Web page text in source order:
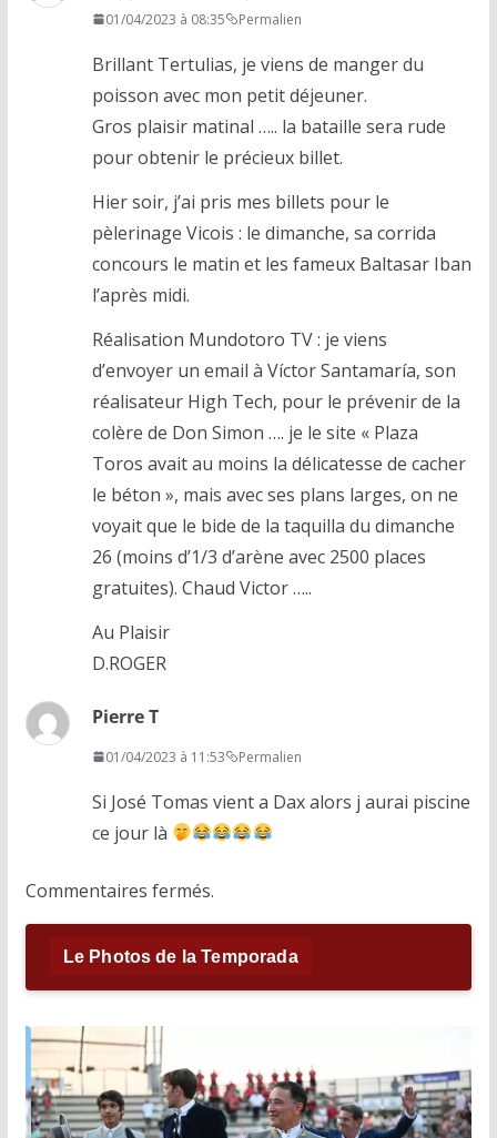
01/04/2023 à 08:35 Permalien
Brillant Tertulias, je viens de manger du
poisson avec mon petit déjeuner.
Gros plaisir matinal ….. la bataille sera rude
pour obtenir le précieux billet.
Hier soir, j’ai pris mes billets pour le
pèlerinage Vicois : le dimanche, sa corrida
concours le matin et les fameux Baltasar Iban
l’après midi.
Réalisation Mundotoro TV : je viens
d’envoyer un email à Víctor Santamaría, son
réalisateur High Tech, pour le prévenir de la
colère de Don Simon …. je le site « Plaza
Toros avait au moins la délicatesse de cacher
le béton », mais avec ses plans larges, on ne
voyait que le bide de la taquilla du dimanche
26 (moins d’1/3 d’arène avec 2500 places
gratuites). Chaud Victor …..
Au Plaisir
D.ROGER
Pierre T
01/04/2023 à 11:53 Permalien
Si José Tomas vient a Dax alors j aurai piscine
ce jour là
Commentaires fermés.
Le Photos de la Temporada